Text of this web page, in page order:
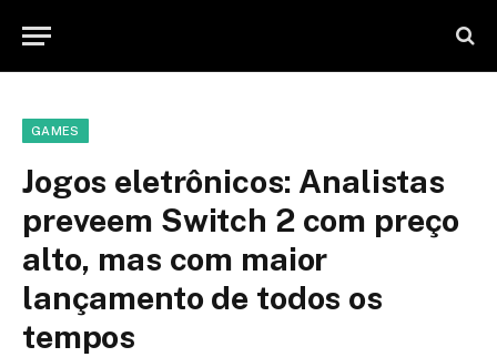
GAMES
Jogos eletrônicos: Analistas
preveem Switch 2 com preço
alto, mas com maior
lançamento de todos os
tempos